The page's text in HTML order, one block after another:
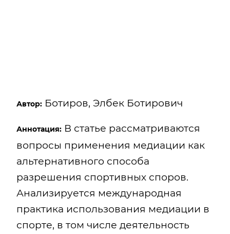
Автор: Ботиров, Элбек Ботирович
Аннотация: В статье рассматриваются
вопросы применения медиации как
альтернативного способа
разрешения спортивных споров.
Анализируется международная
практика использования медиации в
спорте, в том числе деятельность